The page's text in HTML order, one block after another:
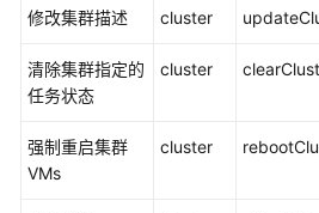
络
与
全
修改集群描述 cluster
清除集群指定的
任务状态
cluster
强制重启集群
VMs
cluster